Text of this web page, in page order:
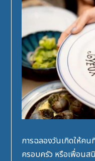
การฉลองวันเกิดให้คน
ครอบครัว หรือเพื่อน